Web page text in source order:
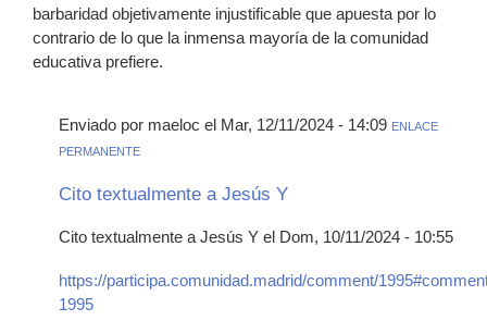
barbaridad objetivamente injustificable que apuesta por lo
contrario de lo que la inmensa mayoría de la comunidad
educativa prefiere.
Enviado por maeloc el Mar, 12/11/2024 - 14:09 ENLACE
PERMANENTE
Cito textualmente a Jesús Y
Cito textualmente a Jesús Y el Dom, 10/11/2024 - 10:55
https://participa.comunidad.madrid/comment/
1995